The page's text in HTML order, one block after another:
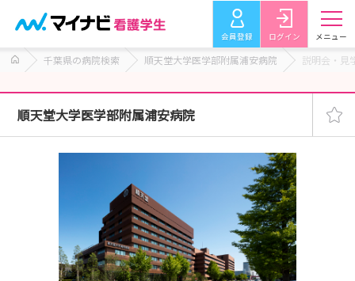
会員登録 ログイン メニュー
千葉県の病院検索 順天堂大学医学部附属浦安病院 説明会・見
順天堂大学医学部附属浦安病院